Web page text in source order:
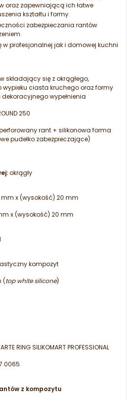
oraz zapewniającą ich łatwe
kształtu i formy.
zabezpieczania rantów
profesjonalnej jak i domowej kuchni
składający się z okrągłego,
ciasta kruchego oraz formy
wypełnienia
250
rant + silikonowa forma
pudełko zabezpieczające)
okrągły
x (wysokość) 20 mm
x (wysokość) 20 mm
kompozyt
(top white silicone)
RING SILIKOMART PROFESSIONAL
z kompozytu